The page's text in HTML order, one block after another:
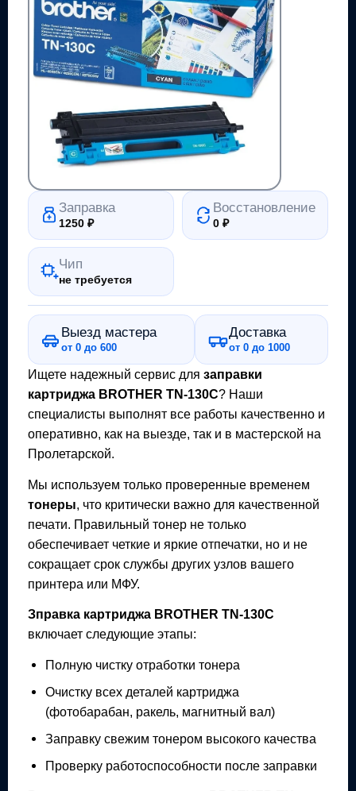
Заправка
1250₽
Восстановление
0₽
Чип
не требуется
Выезд мастера
от 0 до 600
Доставка
от 0 до 1000
Ищете надежный сервис для заправки
картриджа BROTHER TN-130C? Наши
специалисты выполнят все работы качественно и
оперативно, как на выезде, так и в мастерской на
Пролетарской.
Мы используем только проверенные временем
тонеры, что критически важно для качественной
печати. Правильный тонер не только
обеспечивает четкие и яркие отпечатки, но и не
сокращает срок службы других узлов вашего
принтера или МФУ.
Зправка картриджа BROTHER TN-130C
включает следующие этапы:
Полную чистку отработки тонера
Очистку всех деталей картриджа
(фотобарабан, ракель, магнитный вал)
Заправку свежим тонером высокого качества
Проверку работоспособности после заправки